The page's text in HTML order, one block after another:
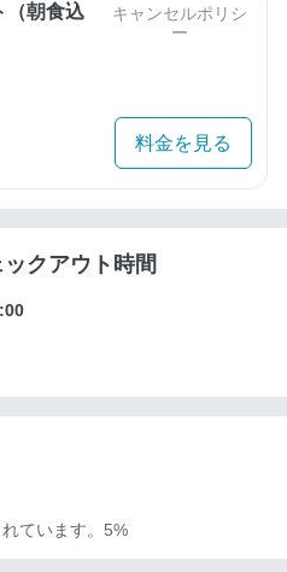
（朝食込
キャンセルポリシ
ー
料金を見る
クアウト時間
ています。5%